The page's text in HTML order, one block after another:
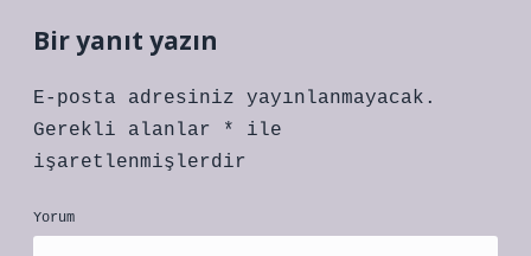
Bir yanıt yazın
E-posta adresiniz yayınlanmayacak.
Gerekli alanlar
*
ile
işaretlenmişlerdir
Yorum